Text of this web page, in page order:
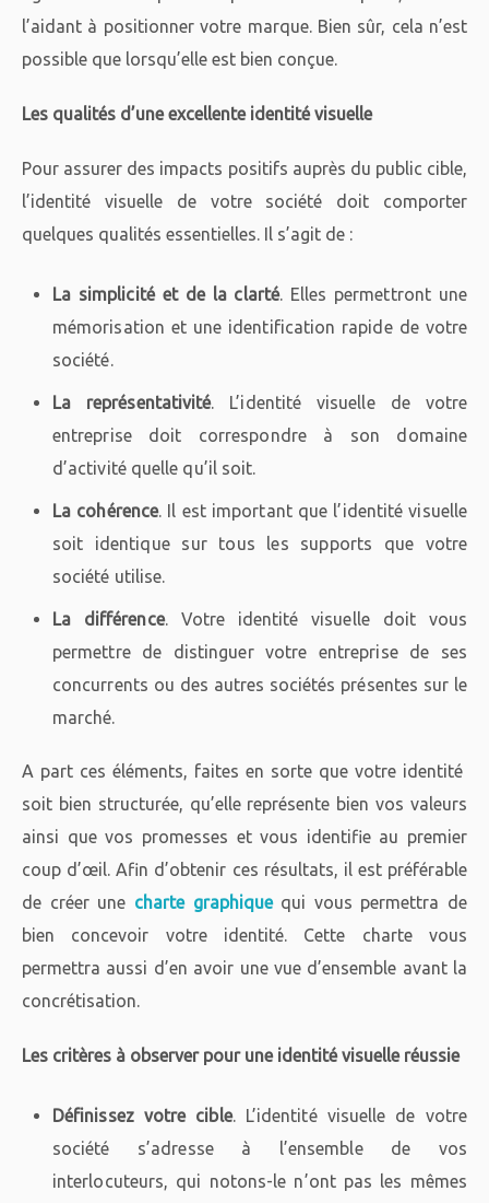
l’aidant à positionner votre marque. Bien sûr, cela n’est
possible que lorsqu’elle est bien conçue.
Les qualités d’une excellente identité visuelle
Pour assurer des impacts positifs auprès du public cible,
l’identité visuelle de votre société doit comporter
quelques qualités essentielles. Il s’agit de :
La simplicité et de la clarté. Elles permettront une
mémorisation et une identification rapide de votre
société.
La représentativité. L’identité visuelle de votre
entreprise doit correspondre à son domaine
d’activité quelle qu’il soit.
La cohérence. Il est important que l’identité visuelle
soit identique sur tous les supports que votre
société utilise.
La différence. Votre identité visuelle doit vous
permettre de distinguer votre entreprise de ses
concurrents ou des autres sociétés présentes sur le
marché.
A part ces éléments, faites en sorte que votre identité
soit bien structurée, qu’elle représente bien vos valeurs
ainsi que vos promesses et vous identifie au premier
coup d’œil. Afin d’obtenir ces résultats, il est préférable
de créer une charte graphiquequi vous permettra de
bien concevoir votre identité. Cette charte vous
permettra aussi d’en avoir une vue d’ensemble avant la
concrétisation.
Les critères à observer pour une identité visuelle réussie
Définissez votre cible. L’identité visuelle de votre
société s’adresse à l’ensemble de vos
interlocuteurs, qui notons-le n’ont pas les mêmes